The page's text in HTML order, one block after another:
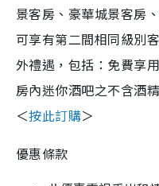
景客房、豪華城景客房
可享有第二間相同級別
外禮遇，包括：免費享
房內迷你酒吧之不含酒
＜按此訂購＞
優惠條款